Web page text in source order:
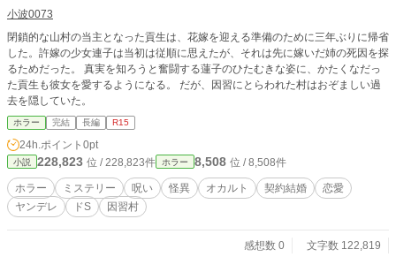
小波0073
閉鎖的な山村の当主となった貢生は、花嫁を迎える準備のために三年ぶりに帰省
した。許嫁の少女連子は当初は従順に思えたが、それは先に嫁いだ姉の死因を探
るためだった。 真実を知ろうと奮闘する蓮子のひたむきな姿に、かたくなだっ
た貢生も彼女を愛するようになる。 だが、因習にとらわれた村はおぞましい過
去を隠していた。
ホラー 完結 長編 R15
24h.ポイント 0pt
小説 228,823 位 / 228,823件 ホラー 8,508 位 / 8,508件
ホラー ミステリー 呪い 怪異 オカルト 契約結婚
恋愛
ヤンデレ
ドS 因習村
感想数 0
文字数 122,819